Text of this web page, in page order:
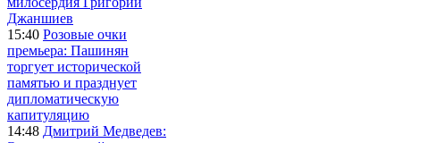
Джаншиев
15:40 Розовые очки
премьера: Пашинян
торгует исторической
памятью и празднует
дипломатическую
капитуляцию
14:48 Дмитрий Медведев: